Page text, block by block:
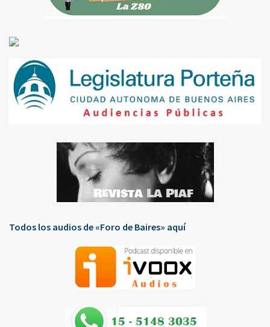
Todos los audios de «Foro de Baires» aquí